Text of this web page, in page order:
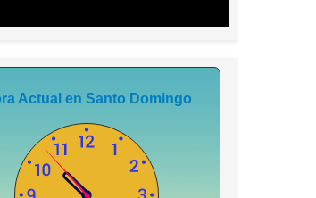
Actual en Santo Domingo